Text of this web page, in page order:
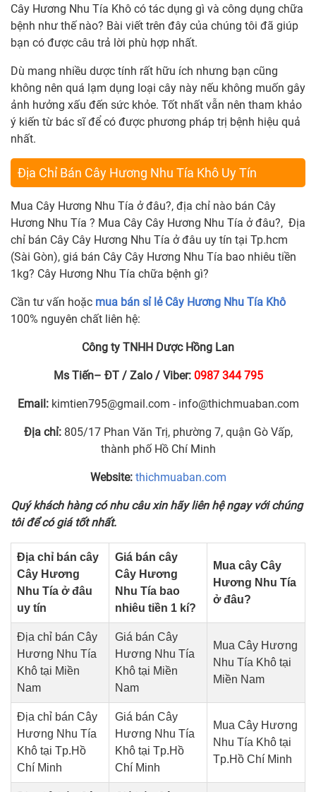
Cây Hương Nhu Tía Khô có tác dụng gì và công dụng chữa
bệnh như thế nào? Bài viết trên đây của chúng tôi đã giúp
bạn có được câu trả lời phù hợp nhất.
Dù mang nhiều dược tính rất hữu ích nhưng bạn cũng
không nên quá lạm dụng loại cây này nếu không muốn gây
ảnh hưởng xấu đến sức khỏe. Tốt nhất vẫn nên tham khảo
ý kiến từ bác sĩ để có được phương pháp trị bệnh hiệu quả
nhất.
Địa Chỉ Bán Cây Hương Nhu Tía Khô Uy Tín
Mua Cây Hương Nhu Tía ở đâu?, địa chỉ nào bán Cây
Hương Nhu Tía ? Mua Cây Cây Hương Nhu Tía ở đâu?, Địa
chỉ bán Cây Cây Hương Nhu Tía ở đâu uy tín tại Tp.hcm
(Sài Gòn), giá bán Cây Cây Hương Nhu Tía bao nhiêu tiền
1kg? Cây Hương Nhu Tía chữa bệnh gì?
Cần tư vấn hoặc mua bán sỉ lẻ Cây Hương Nhu Tía Khô
100% nguyên chất liên hệ:
Công ty TNHH Dược Hồng Lan
Ms Tiến– ĐT / Zalo / Viber: 0987 344 795
Email: kimtien795@gmail.com - info@thichmuaban.com
Địa chỉ:805/17 Phan Văn Trị, phường 7, quận Gò Vấp,
thành phố Hồ Chí Minh
Website: thichmuaban.com
Quý khách hàng có nhu câu xin hãy liên hệ ngay với chúng
tôi để có giá tốt nhất.
Địa chỉ bán cây
Cây Hương
Nhu Tía ở đâu
uy tín
Giá bán cây
Cây Hương
Nhu Tía bao
nhiêu tiền 1 kí?
Mua cây Cây
Hương Nhu Tía
ở đâu?
Địa chỉ bán Cây
Hương Nhu Tía
Khô tại Miền
Nam
Giá bán Cây
Hương Nhu Tía
Khô tại Miền
Nam
Mua Cây Hương
Nhu Tía Khô tại
Miền Nam
Địa chỉ bán Cây
Hương Nhu Tía
Khô tại Tp.Hồ
Chí Minh
Giá bán Cây
Hương Nhu Tía
Khô tại Tp.Hồ
Chí Minh
Mua Cây Hương
Nhu Tía Khô tại
Tp.Hồ Chí Minh